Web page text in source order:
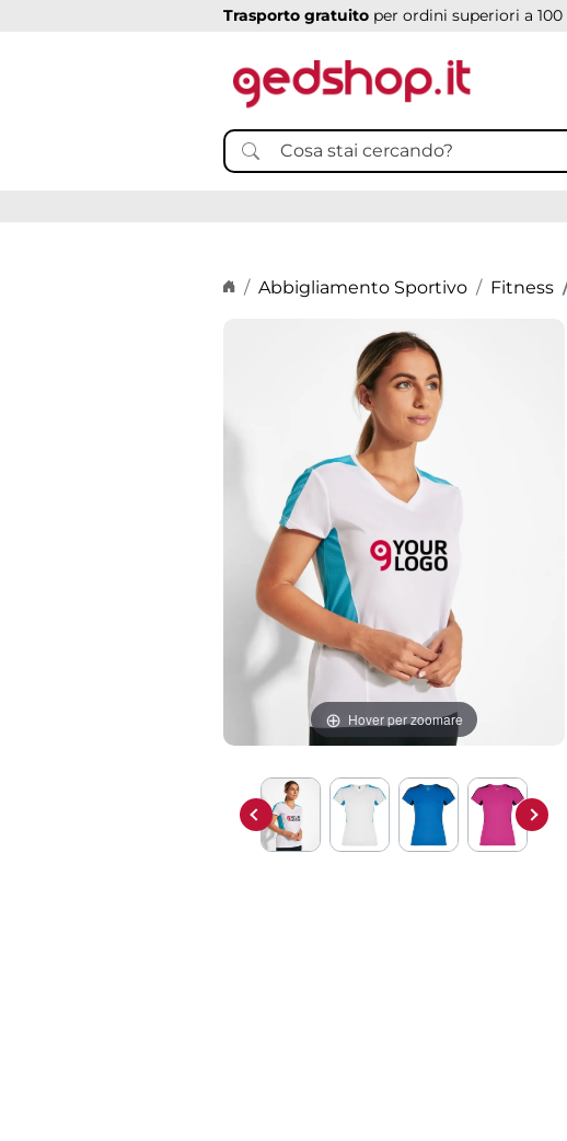
Trasporto gratuito per ordini superiori a 100
Home page
Abbigliamento Sportivo Fitness
Hover per zoomare